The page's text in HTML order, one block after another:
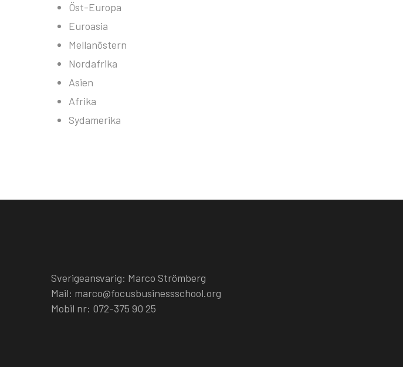
Öst-Europa
Euroasia
Mellanöstern
Nordafrika
Asien
Afrika
Sydamerika
Sverigeansvarig: Marco Strömberg
Mail: marco@focusbusinessschool.org
Mobil nr: 072-375 90 25